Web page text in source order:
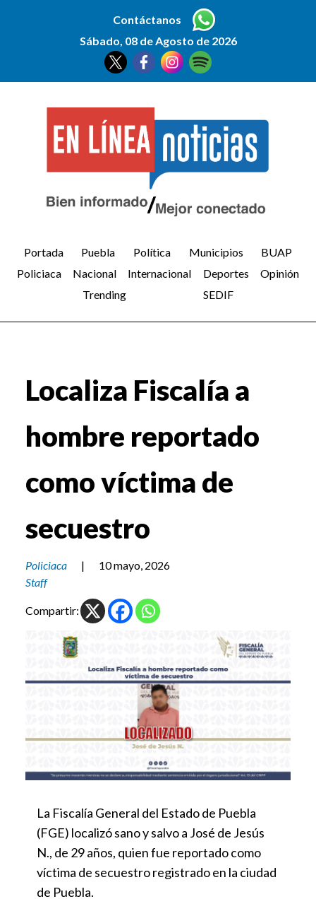
Contáctanos
Sábado, 08 de Agosto de 2026
Portada Puebla Política Municipios
BUAP
Policiaca
Nacional Internacional Deportes
Opinión
Trending
SEDIF
Localiza Fiscalía a
hombre reportado
como víctima de
secuestro
Policiaca |
10 mayo, 2026
Staff
Compartir:
La Fiscalía General del Estado de Puebla
(FGE) localizó sano y salvo a José de Jesús
N., de 29 años, quien fue reportado como
víctima de secuestro registrado en la ciudad
de Puebla.